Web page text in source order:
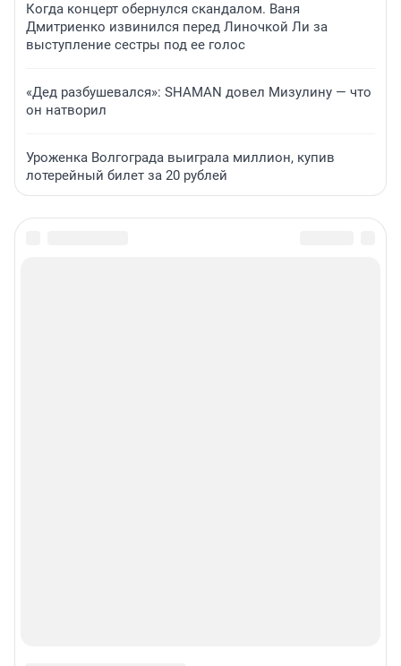
Когда концерт обернулся скандалом. Ваня
Дмитриенко извинился перед Линочкой Ли за
выступление сестры под ее голос
«Дед разбушевался»: SHAMAN довел Мизулину — что
он натворил
Уроженка Волгограда выиграла миллион, купив
лотерейный билет за 20 рублей